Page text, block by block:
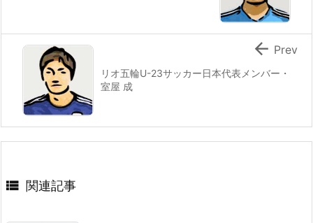
リオ五輪U-23サッカー日本代表メンバー・
室屋 成
 Prev
 関連記事